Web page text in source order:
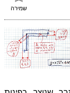
שמירה